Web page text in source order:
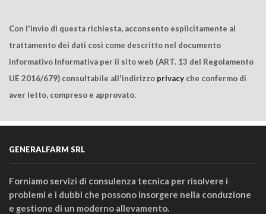
Con l'invio di questa richiesta, acconsento esplicitamente al
trattamento dei dati così come descritto nel documento
informativo Informativa per il sito web (ART. 13 del Regolamento
UE 2016/679) consultabile all'indirizzo privacy che confermo di
aver letto, compreso e approvato.
GENERALFARM SRL
Forniamo servizi di consulenza tecnica per risolvere i
problemi e i dubbi che possono insorgere nella conduzione
e gestione di un moderno allevamento.